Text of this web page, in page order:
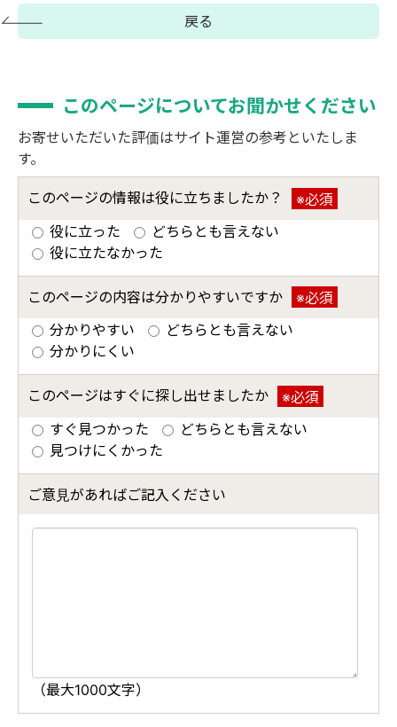
戻る
このページについてお聞かせください
お寄せいただいた評価はサイト運営の参考といたしま
す。